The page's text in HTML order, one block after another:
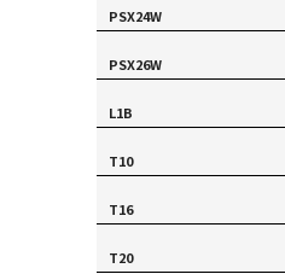
PSX24W
PSX26W
L1B
T10
T16
T20